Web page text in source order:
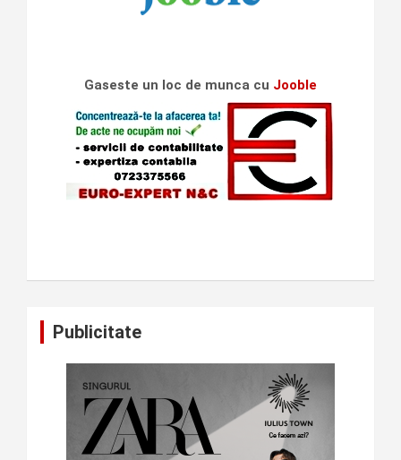
Gaseste un loc de munca cu Jooble
Publicitate